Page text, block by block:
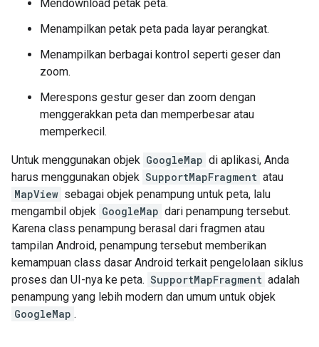
Mendownload petak peta.
Menampilkan petak peta pada layar perangkat.
Menampilkan berbagai kontrol seperti geser dan
zoom.
Merespons gestur geser dan zoom dengan
menggerakkan peta dan memperbesar atau
memperkecil.
Untuk menggunakan objek GoogleMap di aplikasi, Anda
harus menggunakan objek SupportMapFragment atau
MapView sebagai objek penampung untuk peta, lalu
mengambil objek GoogleMap dari penampung tersebut.
Karena class penampung berasal dari fragmen atau
tampilan Android, penampung tersebut memberikan
kemampuan class dasar Android terkait pengelolaan siklus
proses dan UI-nya ke peta. SupportMapFragment adalah
penampung yang lebih modern dan umum untuk objek
GoogleMap .